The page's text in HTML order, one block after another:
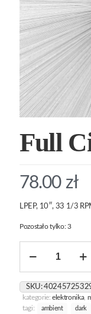
Full
78.00 zł
LPEP, 10″, 33 1/3
Pozostało tylko: 3
Full
SKU:
kategorie:elektronika,
tagi:
ambient dark